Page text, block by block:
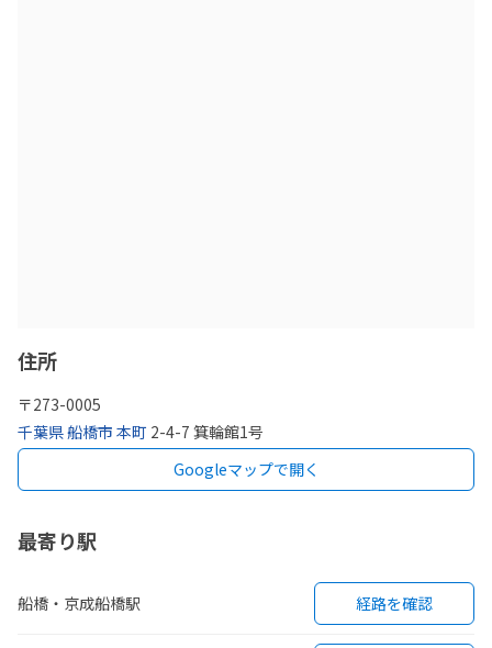
住所
〒273-0005
千葉県船橋市 本町 2-4-7 箕輪館1号
Googleマップで開く
最寄り駅
船橋・京成船橋駅 経路を確認